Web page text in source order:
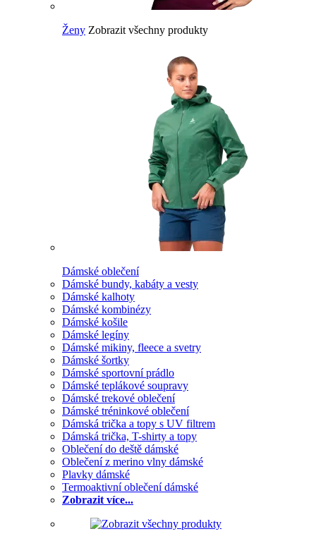
Ženy Zobrazit všechny produkty
Dámské oblečení
Dámské bundy, kabáty a vesty
Dámské kalhoty
Dámské kombinézy
Dámské košile
Dámské legíny
Dámské mikiny, fleece a svetry
Dámské šortky
Dámské sportovní prádlo
Dámské teplákové soupravy
Dámské trekové oblečení
Dámské tréninkové oblečení
Dámská trička a topy s UV filtrem
Dámská trička, T-shirty a topy
Oblečení do deště dámské
Oblečení z merino vlny dámské
Plavky dámské
Termoaktivní oblečení dámské
Zobrazit více...